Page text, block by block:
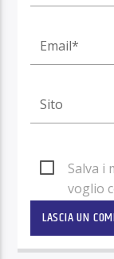
Salva i
voglio